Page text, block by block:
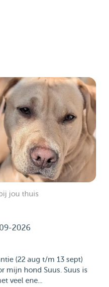
bij jou thuis
2026
(22 aug t/m 13 sept)
mijn hond Suus. Suus is
veel ene...